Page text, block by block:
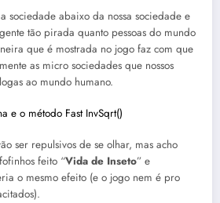
sociedade abaixo da nossa sociedade e
tão pirada quanto pessoas do mundo
que é mostrada no jogo faz com que
as micro sociedades que nossos
ao mundo humano.
e o método Fast InvSqrt()
ser repulsivos de se olhar, mas acho
feito “Vida de Inseto” e
o mesmo efeito (e o jogo nem é pro